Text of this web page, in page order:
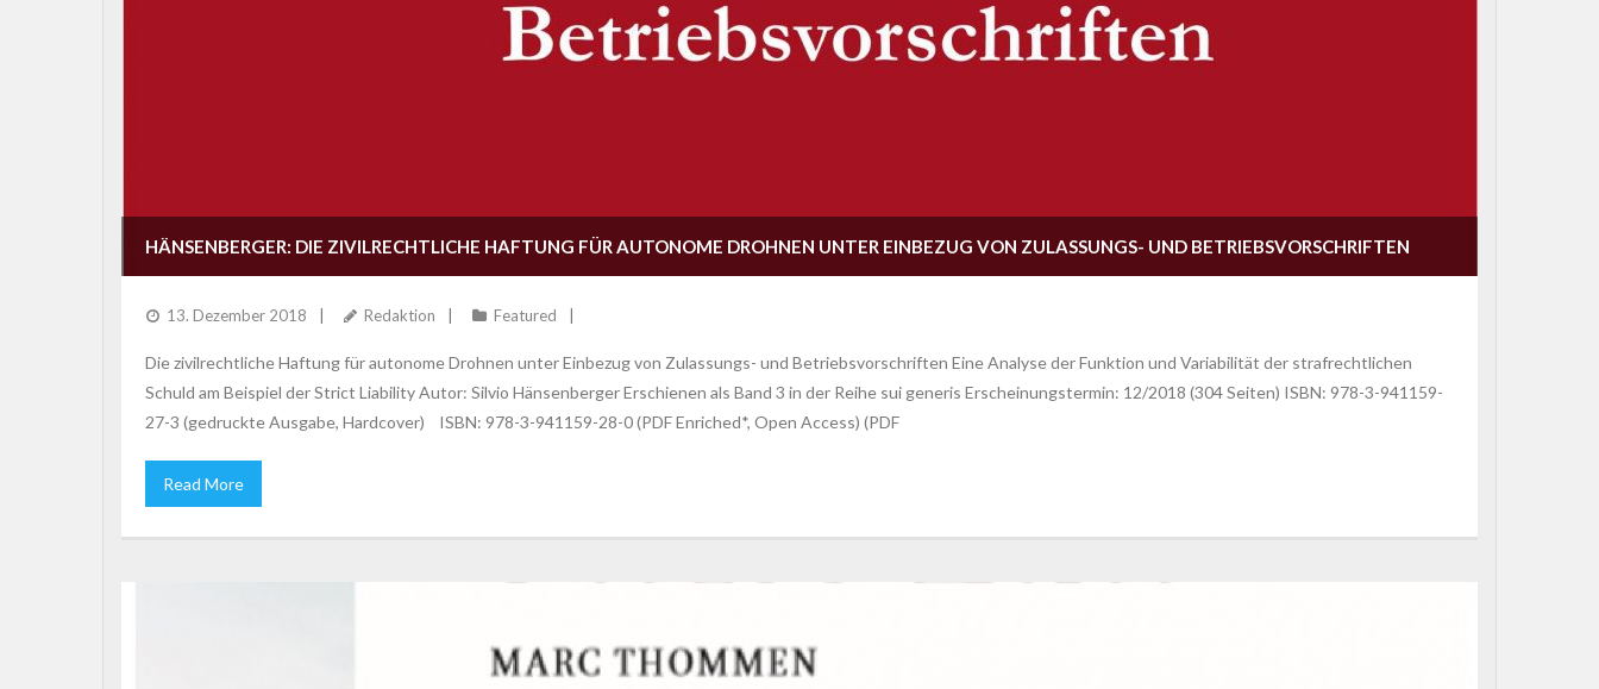
HÄNSENBERGER: DIE ZIVILRECHTLICHE HAFTUNG FÜR AUTONOME DROHNEN UNTER EINBEZUG VON ZULASSUNGS- UND BETRIEBSVORSCHRIFTEN
13. Dezember 2018 Redaktion Featured
Die zivilrechtliche Haftung für autonome Drohnen unter Einbezug von Zulassungs- und Betriebsvorschriften Eine Analyse der Funktion und Variabilität der strafrechtlichen
Schuld am Beispiel der Strict Liability Autor: Silvio Hänsenberger Erschienen als Band 3 in der Reihe sui generis Erscheinungstermin: 12/2018 (304 Seiten) ISBN: 978-3-941159-
27-3 (gedruckte Ausgabe, Hardcover) ISBN: 978-3-941159-28-0 (PDF Enriched*, Open Access) (PDF
Read More